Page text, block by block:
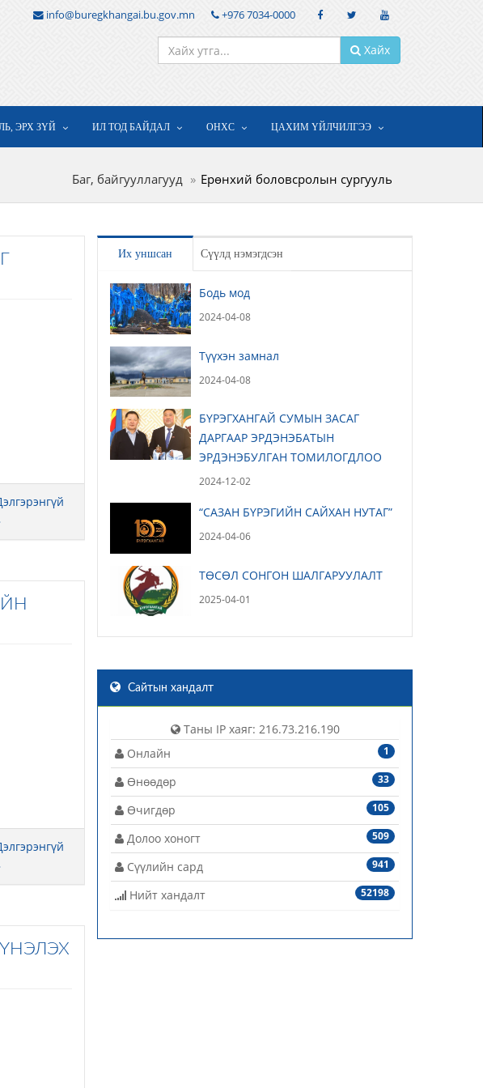
info@buregkhangai.bu.gov.mn +976 7034-0000
Хайх
ЭРХ ЗҮЙ ИЛ ТОД БАЙДАЛ ОНХС ЦАХИМ ҮЙЛЧИЛГЭЭ
Баг, байгууллагууд Ерөнхий боловсролын сургууль
Их уншсан Сүүлд нэмэгдсэн
Бодь мод
2024-04-08
Түүхэн замнал
2024-04-08
БҮРЭГХАНГАЙ СУМЫН ЗАСАГ
ДАРГААР ЭРДЭНЭБАТЫН
ЭРДЭНЭБУЛГАН ТОМИЛОГДЛОО
2024-12-02
“САЗАН БҮРЭГИЙН САЙХАН НУТАГ”
2024-04-06
ТӨСӨЛ СОНГОН ШАЛГАРУУЛАЛТ
2025-04-01
Сайтын хандалт
Таны IP хаяг: 216.73.216.190
1
Онлайн
33
Өнөөдөр
105
Өчигдөр
509
Долоо хоногт
941
Сүүлийн сард
52198
Нийт хандалт